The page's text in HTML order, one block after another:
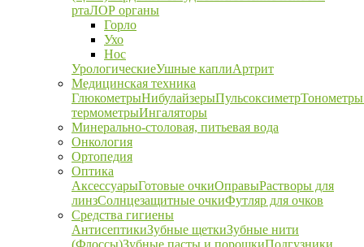
ртаЛОР органы
Горло
Ухо
Нос
УрологическиеУшные каплиАртрит
Медицинская техника
ГлюкометрыНибулайзерыПульсоксиметрТонометры
термометрыИнгаляторы
Минерально-столовая, питьевая вода
Онкология
Ортопедия
Оптика
АксессуарыГотовые очкиОправыРастворы для
линзСолнцезащитные очкиФутляр для очков
Средства гигиены
АнтисептикиЗубные щеткиЗубные нити